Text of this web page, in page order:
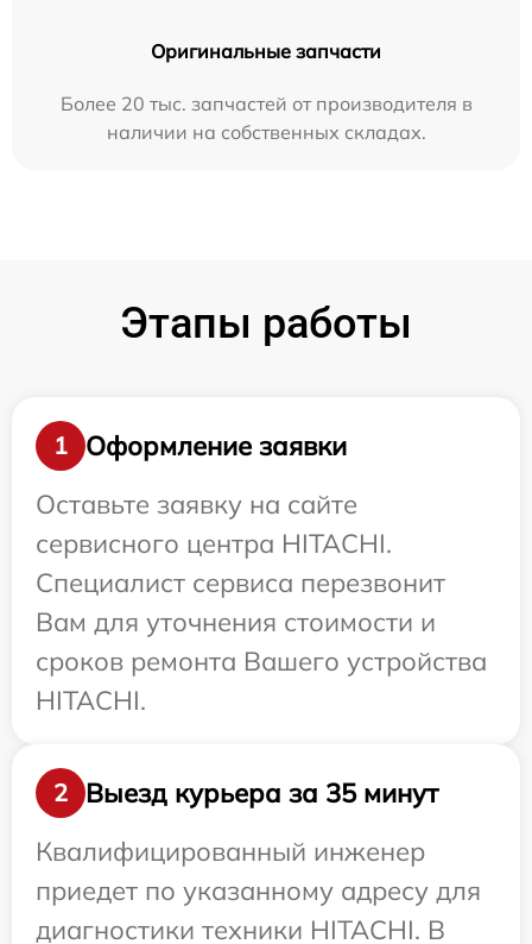
Оригинальные запчасти
Более 20 тыс. запчастей от производителя в
наличии на собственных складах.
Этапы работы
1
Оформление заявки
Оставьте заявку на сайте
сервисного центра HITACHI.
Специалист сервиса перезвонит
Вам для уточнения стоимости и
сроков ремонта Вашего устройства
HITACHI.
2
Выезд курьера за 35 минут
Квалифицированный инженер
приедет по указанному адресу для
диагностики техники HITACHI. В